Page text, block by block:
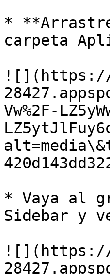
*
carpeta
![](https://
Vw%2F-
* Vaya al
Sidebar y
![](https://